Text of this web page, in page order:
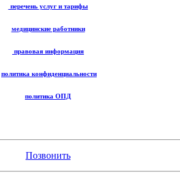
перечень услуг и тарифы
медицинские работники
правовая информация
политика конфиденциальности
политика ОПД
Позвонить